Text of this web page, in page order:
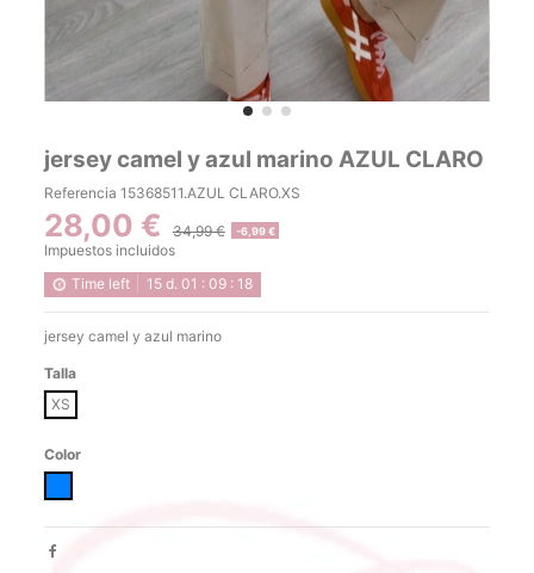
jersey camel y azul marino AZUL CLARO
Referencia 15368511.AZUL CLARO.XS
28,00 € 34,99 € -6,99 €
Impuestos incluidos
Time left
15d. 01 : 09: 18
jersey camel y azul marino
Talla
XS
Color